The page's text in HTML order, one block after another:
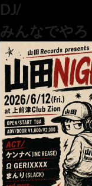
DJ/
みんなでやろ